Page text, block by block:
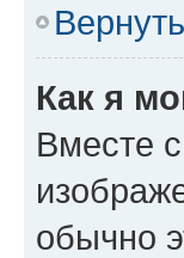
Как я
Вместе
обычно